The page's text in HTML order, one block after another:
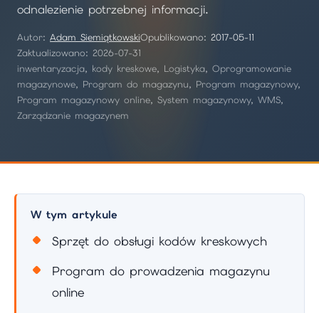
odnalezienie potrzebnej informacji.
Autor: Adam SiemiątkowskiOpublikowano: 2017-05-11
Zaktualizowano: 2026-07-31
inwentaryzacja, kody kreskowe, Logistyka, Oprogramowanie
magazynowe, Program do magazynu, Program magazynowy,
Program magazynowy online, System magazynowy, WMS,
Zarządzanie magazynem
W tym artykule
Sprzęt do obsługi kodów kreskowych
Program do prowadzenia magazynu
online